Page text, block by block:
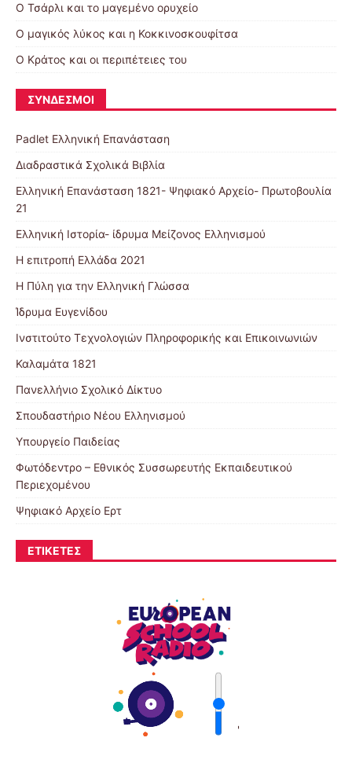
Ο Τσάρλι και το μαγεμένο ορυχείο
Ο μαγικός λύκος και η Κοκκινοσκουφίτσα
Ο Κράτος και οι περιπέτειες του
ΣΎΝΔΕΣΜΟΙ
Padlet Ελληνική Επανάσταση
Διαδραστικά Σχολικά Βιβλία
Ελληνική Επανάσταση 1821- Ψηφιακό Αρχείο- Πρωτοβουλία
21
Ελληνική Ιστορία- ίδρυμα Μείζονος Ελληνισμού
Η επιτροπή Ελλάδα 2021
Η Πύλη για την Ελληνική Γλώσσα
Ίδρυμα Ευγενίδου
Ινστιτούτο Τεχνολογιών Πληροφορικής και Επικοινωνιών
Καλαμάτα 1821
Πανελλήνιο Σχολικό Δίκτυο
Σπουδαστήριο Νέου Ελληνισμού
Υπουργείο Παιδείας
Φωτόδεντρο – Εθνικός Συσσωρευτής Εκπαιδευτικού
Περιεχομένου
Ψηφιακό Αρχείο Ερτ
ΕΤΙΚΈΤΕΣ
'